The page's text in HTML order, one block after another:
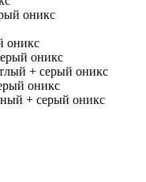
оникс
оникс
+ серый оникс
+ серый оникс